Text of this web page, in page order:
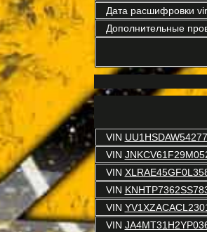
Дата расшифровки
Дополнительные
VIN
VIN
VIN
VIN
VIN
VIN